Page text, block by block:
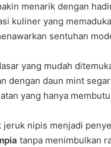
menarik dengan
kuliner yang
sentuhan
yang mudah
dengan daun mint
yang hanya
nipis menjadi
tanpa menimbulkan